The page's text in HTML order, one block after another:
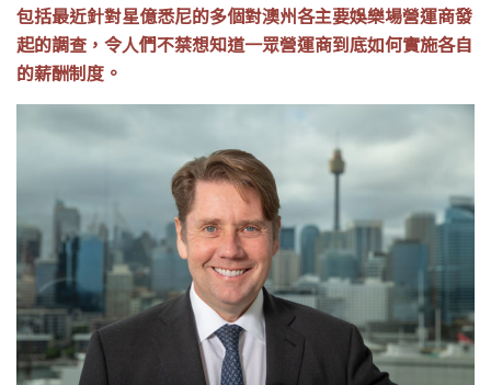
包括最近針對星億悉尼的多個對澳州各主要娛樂場營運商發
起的調查，令人們不禁想知道一眾營運商到底如何實施各自
的薪酬制度。